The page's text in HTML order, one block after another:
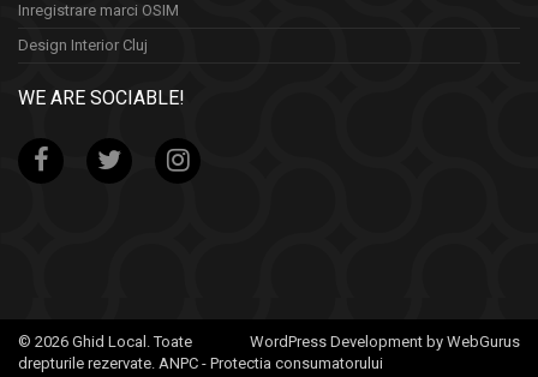
Inregistrare marci OSIM
Design Interior Cluj
WE ARE SOCIABLE!
WordPress Development by WebGurus
© 2026 Ghid Local. Toate
drepturile rezervate. ANPC - Protectia consumatorului